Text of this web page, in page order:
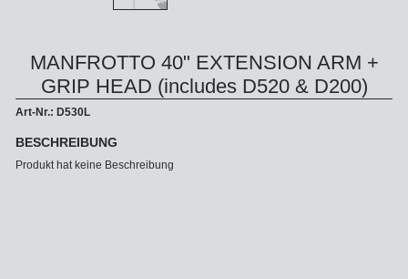
MANFROTTO 40" EXTENSION ARM +
GRIP HEAD (includes D520 & D200)
Art-Nr.: D530L
BESCHREIBUNG
Produkt hat keine Beschreibung